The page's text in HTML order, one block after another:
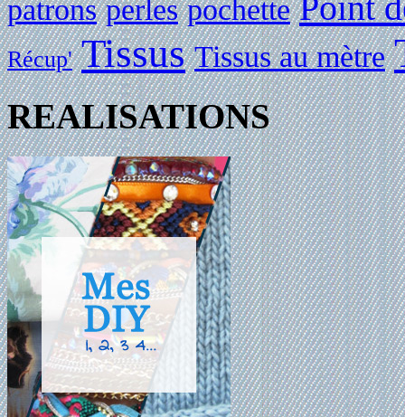
patrons perles pochette
Récup' Tissus Tissus au mètre
REALISATIONS